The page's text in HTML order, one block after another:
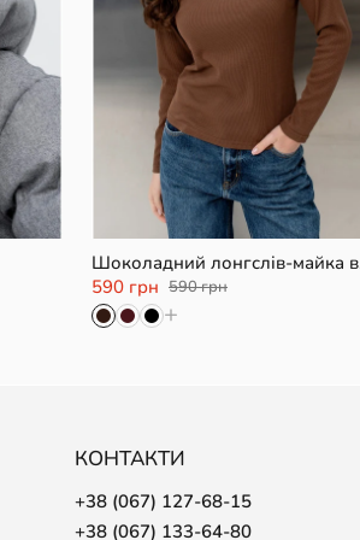
XS/S M/L XL
Шоколадний лонгслів-майка в
рубчик
590 грн 590 грн
+
КОНТАКТИ
+38 (067) 127-68-15
+38 (067) 133-64-80